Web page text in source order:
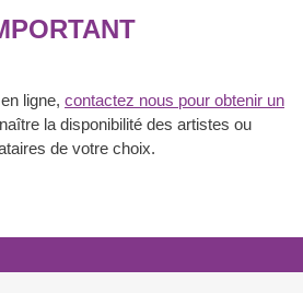
ligne, contactez nous pour obtenir un
la disponibilité des artistes ou
de votre choix.